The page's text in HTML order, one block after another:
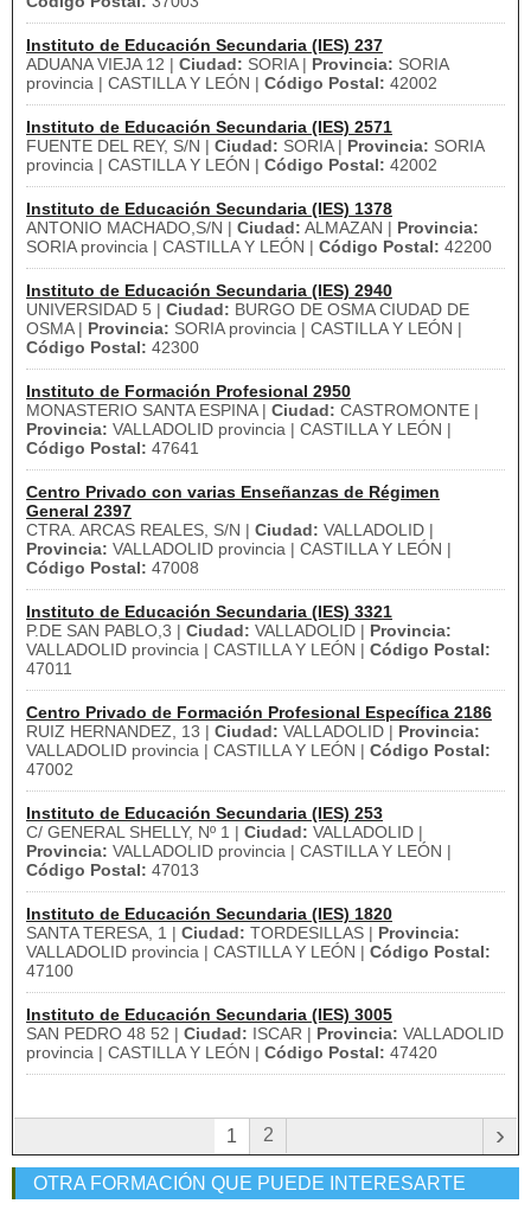
Instituto de Educación Secundaria (IES) 237
ADUANA VIEJA 12 | Ciudad: SORIA | Provincia: SORIA
provincia | CASTILLA Y LEÓN | Código Postal: 42002
Instituto de Educación Secundaria (IES) 2571
FUENTE DEL REY, S/N | Ciudad: SORIA | Provincia: SORIA
provincia | CASTILLA Y LEÓN | Código Postal: 42002
Instituto de Educación Secundaria (IES) 1378
ANTONIO MACHADO,S/N | Ciudad: ALMAZAN | Provincia:
SORIA provincia | CASTILLA Y LEÓN | Código Postal: 42200
Instituto de Educación Secundaria (IES) 2940
UNIVERSIDAD 5 | Ciudad: BURGO DE OSMA CIUDAD DE
OSMA | Provincia: SORIA provincia | CASTILLA Y LEÓN |
Código Postal: 42300
Instituto de Formación Profesional 2950
MONASTERIO SANTA ESPINA | Ciudad: CASTROMONTE |
Provincia: VALLADOLID provincia | CASTILLA Y LEÓN |
Código Postal: 47641
Centro Privado con varias Enseñanzas de Régimen
General 2397
CTRA. ARCAS REALES, S/N | Ciudad: VALLADOLID |
Provincia: VALLADOLID provincia | CASTILLA Y LEÓN |
Código Postal: 47008
Instituto de Educación Secundaria (IES) 3321
P.DE SAN PABLO,3 | Ciudad: VALLADOLID | Provincia:
VALLADOLID provincia | CASTILLA Y LEÓN | Código Postal:
47011
Centro Privado de Formación Profesional Específica 2186
RUIZ HERNANDEZ, 13 | Ciudad: VALLADOLID | Provincia:
VALLADOLID provincia | CASTILLA Y LEÓN | Código Postal:
47002
Instituto de Educación Secundaria (IES) 253
C/ GENERAL SHELLY, Nº 1 | Ciudad: VALLADOLID |
Provincia: VALLADOLID provincia | CASTILLA Y LEÓN |
Código Postal: 47013
Instituto de Educación Secundaria (IES) 1820
SANTA TERESA, 1 | Ciudad: TORDESILLAS | Provincia:
VALLADOLID provincia | CASTILLA Y LEÓN | Código Postal:
47100
Instituto de Educación Secundaria (IES) 3005
SAN PEDRO 48 52 | Ciudad: ISCAR | Provincia: VALLADOLID
provincia | CASTILLA Y LEÓN | Código Postal: 47420
1 2 ›
OTRA FORMACIÓN QUE PUEDE INTERESARTE